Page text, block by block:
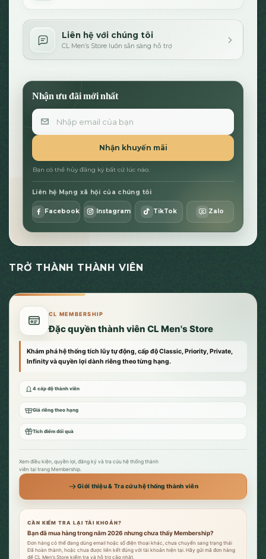
Liên hệ với chúng tôi
CL Men’s Store luôn sẵn sàng hỗ trợ
Nhận ưu đãi mới nhất
Email
Nhận khuyến mãi
Bạn có thể hủy đăng ký bất cứ lúc nào.
Liên hệ Mạng xã hội của chúng tôi
Facebook Instagram TikTok Zalo
TRỞ THÀNH THÀNH VIÊN
CL MEMBERSHIP
Đặc quyền thành viên CL Men's Store
Khám phá hệ thống tích lũy tự động, cấp độ Classic, Priority, Private,
Infinity và quyền lợi dành riêng theo từng hạng.
4 cấp độ thành viên
Giá riêng theo hạng
Tích điểm đổi quà
Xem điều kiện, quyền lợi, đăng ký và tra cứu hệ thống thành
viên tại trang Membership.
Giới thiệu & Tra cứu hệ thống thành viên
CẦN KIỂM TRA LẠI TÀI KHOẢN?
Bạn đã mua hàng trong năm 2026 nhưng chưa thấy Membership?
Đơn hàng có thể đang dùng email hoặc số điện thoại khác, chưa chuyển sang trạng thái
Đã hoàn thành, hoặc chưa được liên kết đúng với tài khoản hiện tại. Hãy gửi mã đơn hàng
để CL Men’s Store kiểm tra và hỗ trợ cập nhật.